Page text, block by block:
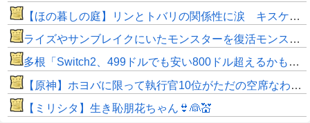
【ほの暮しの庭】リンとトバリの関係性に涙 キスケの株も急上昇
ライズやサンブレイクにいたモンスターを復活モンスターと呼ぶのはやめよう
多根「Switch2、499ドルでも安い800ドル超えるかも。PS5は直近での値上げ可能性低い」
【原神】ホヨバに限って執行官10位がただの空席なわけない！
【ミリシタ】生き恥朋花ちゃん👙👰💒